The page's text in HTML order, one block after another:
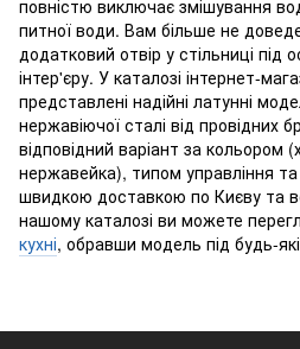
повністю виключає змішування
питної води. Вам більше не
додатковий отвір у стільниці під
інтер'єру. У каталозі інтернет-
представлені надійні латунні
нержавіючої сталі від провідних
відповідний варіант за
нержавейка), типом управління
швидкою доставкою по Києву та
нашому каталозі ви можете
кухні, обравши модель під будь-які